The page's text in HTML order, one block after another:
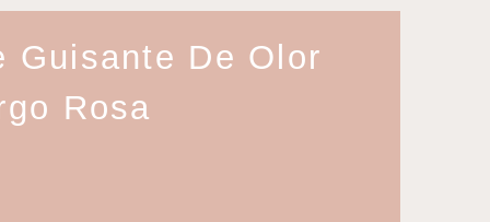
Guisante De Olor
Rosa